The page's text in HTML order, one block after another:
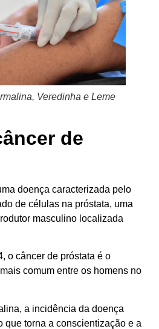
Veredinha e Leme
de
doença caracterizada pelo
de células na próstata, uma
masculino localizada
o câncer de próstata é o
comum entre os homens no
a incidência da doença
que torna a conscientização e a